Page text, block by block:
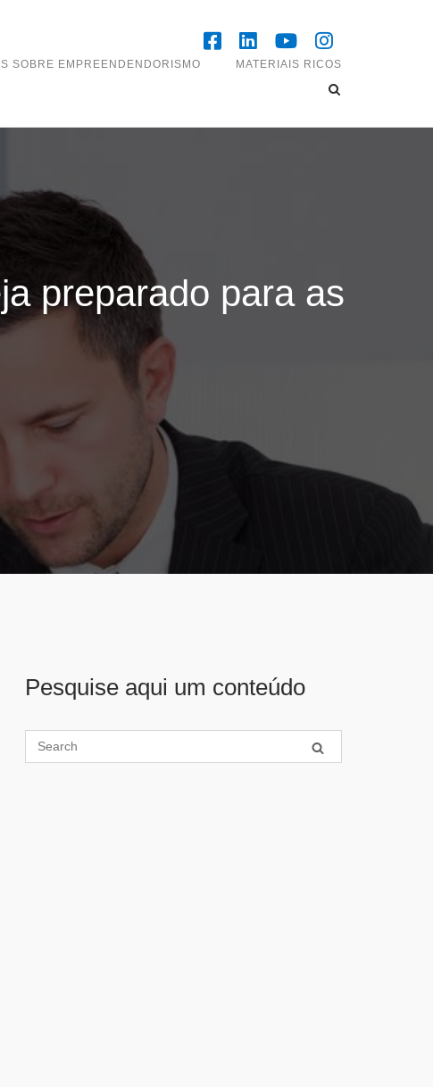
SOBRE EMPREENDENDORISMO MATERIAIS RICOS
preparado para as
Pesquise aqui um conteúdo